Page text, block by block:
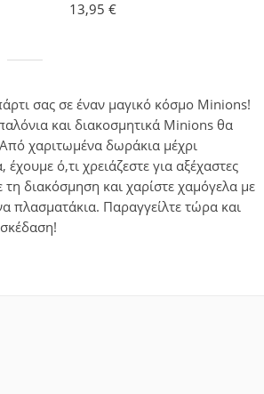
13,95 €
σας σε έναν μαγικό κόσμο Minions!
και διακοσμητικά Minions θα
χαριτωμένα δωράκια μέχρι
έχουμε ό,τι χρειάζεστε για αξέχαστες
τη διακόσμηση και χαρίστε χαμόγελα με
πλασματάκια. Παραγγείλτε τώρα και